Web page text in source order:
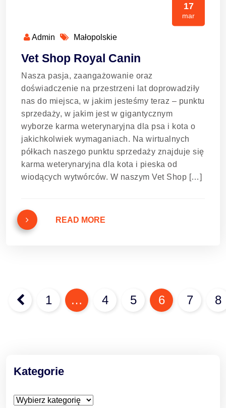
17
mar
Admin Małopolskie
Vet Shop Royal Canin
Nasza pasja, zaangażowanie oraz
doświadczenie na przestrzeni lat doprowadziły
nas do miejsca, w jakim jesteśmy teraz – punktu
sprzedaży, w jakim jest w gigantycznym
wyborze karma weterynaryjna dla psa i kota o
jakichkolwiek wymaganiach. Na wirtualnych
półkach naszego punktu sprzedaży znajduje się
karma weterynaryjna dla kota i pieska od
wiodących wytwórców. W naszym Vet Shop […]
READ MORE
wpisach
1 … 4 5 6 7 8
Kategorie
Kategorie